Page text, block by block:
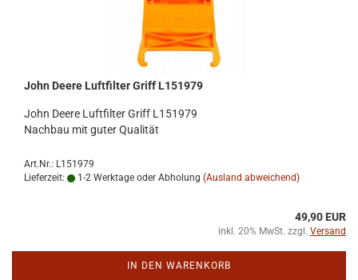
John Deere Luft­fil­ter Griff L151979
John Deere Luft­fil­ter Griff L151979
Nach­bau mit guter Qua­li­tät
Art.Nr.: L151979
Lieferzeit:
1-2 Werktage oder Abholung (Ausland abweichend)
49,90 EUR
inkl. 20% MwSt. zzgl. Versand
IN DEN WARENKORB